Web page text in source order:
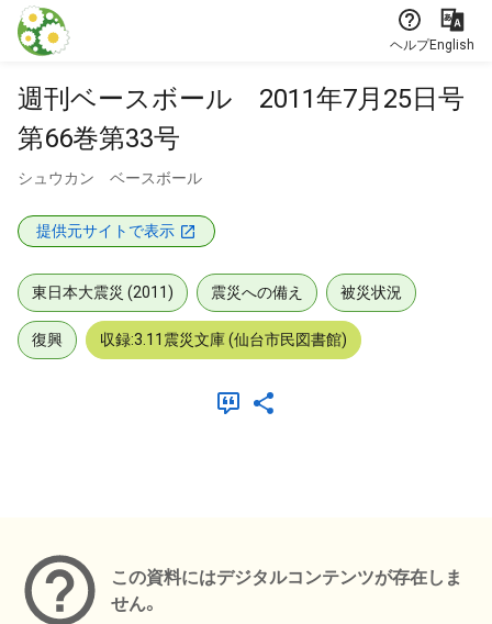
本文に飛ぶ
ヘルプEnglish
週刊ベースボール 2011年7月25日号
第66巻第33号
シュウカン ベースボール
提供元サイトで表示
東日本大震災 (2011) 震災への備え 被災状況
復興 収録:3.11震災文庫 (仙台市民図書館)
この資料にはデジタルコンテンツが存在しま
せん。